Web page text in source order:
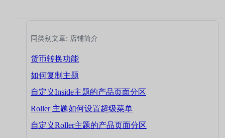
同类别文章: 店铺简介
货币转换功能
如何复制主题
自定义Inside主题的产品页面分区
Roller 主题如何设置超级菜单
自定义Roller主题的产品页面分区